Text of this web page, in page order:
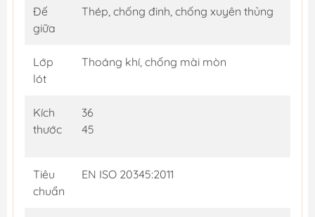
Đế
giữa
Thép, chống đinh, chống xuyên thủng
Lớp
lót
Thoáng khí, chống mài mòn
Kích
thước
36
45
Tiêu
chuẩn
EN ISO 20345:2011